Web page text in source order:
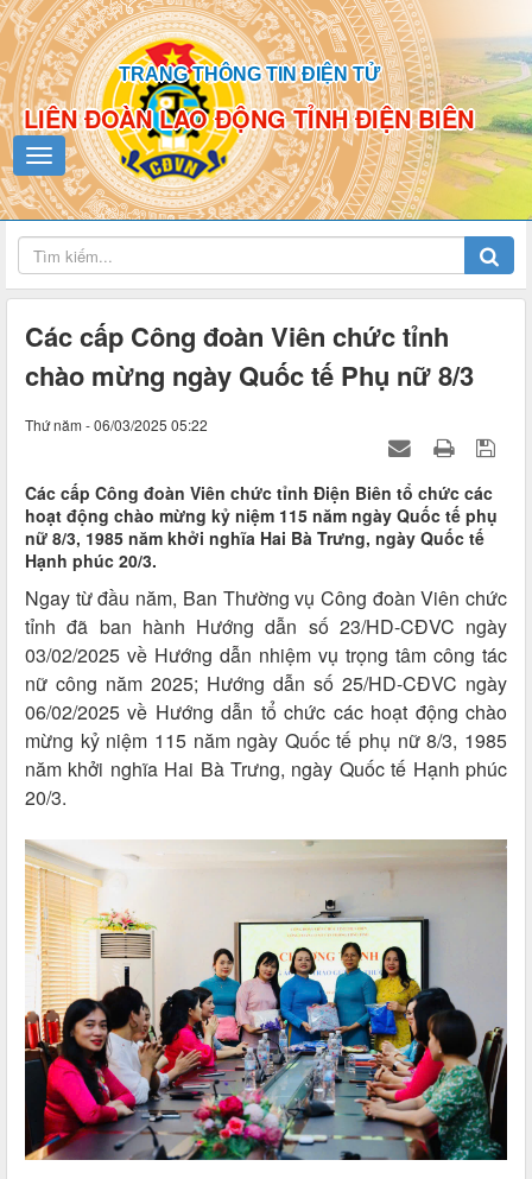
TRANG THÔNG TIN ĐIỆN TỬ
LIÊN ĐOÀN LAO ĐỘNG TỈNH ĐIỆN BIÊN
Các cấp Công đoàn Viên chức tỉnh
chào mừng ngày Quốc tế Phụ nữ 8/3
Thứ năm - 06/03/2025 05:22
Các cấp Công đoàn Viên chức tỉnh Điện Biên tổ chức các
hoạt động chào mừng kỷ niệm 115 năm ngày Quốc tế phụ
nữ 8/3, 1985 năm khởi nghĩa Hai Bà Trưng, ngày Quốc tế
Hạnh phúc 20/3.
Ngay từ đầu năm, Ban Thường vụ Công đoàn Viên chức
tỉnh đã ban hành Hướng dẫn số 23/HD-CĐVC ngày
03/02/2025 về Hướng dẫn nhiệm vụ trọng tâm công tác
nữ công năm 2025; Hướng dẫn số 25/HD-CĐVC ngày
06/02/2025 về Hướng dẫn tổ chức các hoạt động chào
mừng kỷ niệm 115 năm ngày Quốc tế phụ nữ 8/3, 1985
năm khởi nghĩa Hai Bà Trưng, ngày Quốc tế Hạnh phúc
20/3.